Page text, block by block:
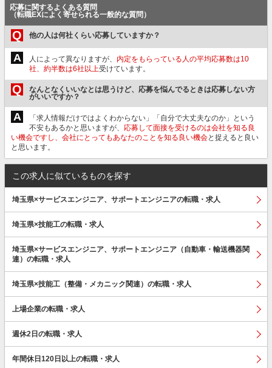
応募に関するよくある質問
（転職EXによく寄せられる一般的な質問）
Q 他の人は何社くらい応募していますか？
A 人によって異なりますが、 内定をもらっている人の平均応募数は10
社、約半数は6社以上受けています。
Q
なんとなくいいなとは思うけど、応募を悩んでるときは応募しない方
がいいですか？
A
「求人情報だけではよくわからない」「自分で大丈夫なのか」という
不安もあるかと思いますが、 応募して面接を受けるのは会社を知る良
い機会ですし、会社にとってもあなたのことを知る良い機会と捉えると良い
と思います。
この求人に似ているものを探す
埼玉県×サービスエンジニア、サポートエンジニアの転職・求人
埼玉県×技能工の転職・求人
埼玉県×サービスエンジニア、サポートエンジニア（自動車・輸送機器関
連）の転職・求人
埼玉県×技能工（整備・メカニック関連）の転職・求人
上場企業の転職・求人
週休2日の転職・求人
年間休日120日以上の転職・求人